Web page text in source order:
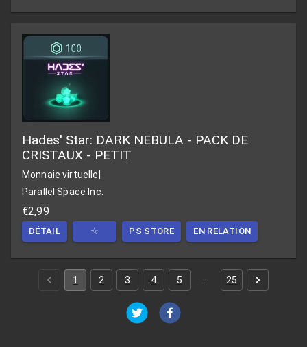
Hades' Star: DARK NEBULA - PACK DE
CRISTAUX - PETIT
Monnaie virtuelle
Parallel Space Inc.
€2,99
DÉTAIL ☆ PS STORE EN RELATION
1 2 3 4 5 25